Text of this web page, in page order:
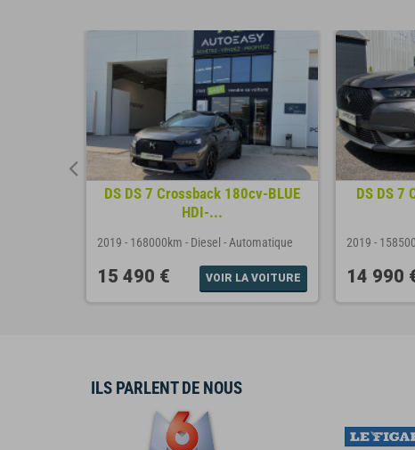
DS DS 7 Crossback 180cv-BLUE
HDI-...
2019 - 168000km - Diesel -Automatique
15 490 € VOIR LA VOITURE
DS DS 7
2019 -
14 990
ILS PARLENT DE NOUS